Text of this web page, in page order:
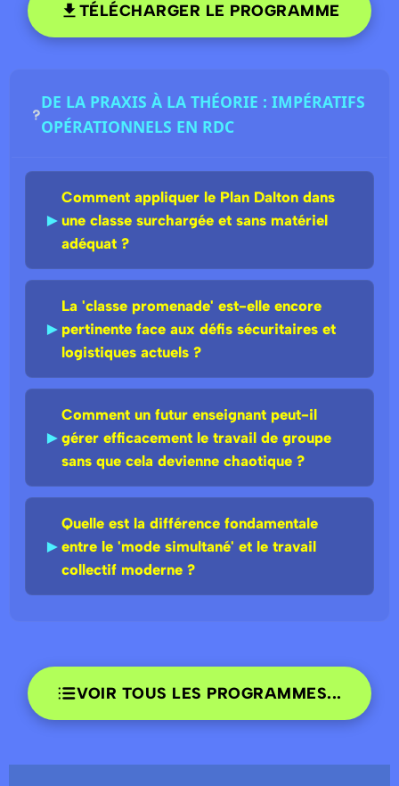
TÉLÉCHARGER LE PROGRAMME
DE LA PRAXIS À LA THÉORIE : IMPÉRATIFS
OPÉRATIONNELS EN RDC
►
Comment appliquer le Plan Dalton dans
une classe surchargée et sans matériel
adéquat ?
►
La 'classe promenade' est-elle encore
pertinente face aux défis sécuritaires et
logistiques actuels ?
►
Comment un futur enseignant peut-il
gérer efficacement le travail de groupe
sans que cela devienne chaotique ?
►
Quelle est la différence fondamentale
entre le 'mode simultané' et le travail
collectif moderne ?
VOIR TOUS LES PROGRAMMES...